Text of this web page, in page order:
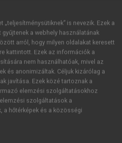
fejlődését nemcsak a
azaz a természetes
meg, hanem jelentősen
is. A
soroljuk valamely adott
három fő tényező
és a halálozásokhoz
csökkentik a népesség
az életkor, nemek és más
„teljesítménysütiknek” is nevezik. Ezek a
a webhely használatának
arról, hogy milyen oldalakat keresett
kattintott. Ezek az információk a
nem használhatóak, mivel az
és anonimizáltak. Céljuk kizárólag a
javítása. Ezek közé tartoznak a
elemzési szolgáltatásokhoz
szolgáltatások a
a hőtérképek és a közösségi